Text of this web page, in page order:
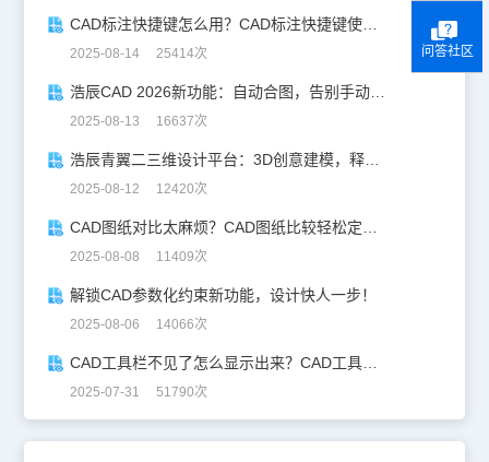
CAD标注快捷键怎么用？CAD标注快捷键使用教程
2025-08-14 25414次
浩辰CAD 2026新功能：自动合图，告别手动拼图！
2025-08-13 16637次
浩辰青翼二三维设计平台：3D创意建模，释放创意生产力！
2025-08-12 12420次
2025-08-08 11409次
解锁CAD参数化约束新功能，设计快人一步！
2025-08-06 14066次
CAD工具栏不见了怎么显示出来？CAD工具栏恢复指南
2025-07-31 51790次
问答社区